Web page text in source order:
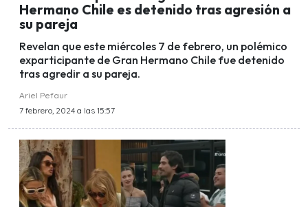
Hermano Chile es detenido tras agresión a
su pareja
Revelan que este miércoles 7 de febrero, un polémico
exparticipante de Gran Hermano Chile fue detenido
tras agredir a su pareja.
Ariel Pefaur
7 febrero, 2024 a las 15:57